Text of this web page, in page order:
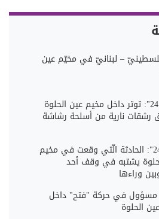
– لبنانيّ في مخيّم عين
"لبنان 24": توتر داخل مخيم عين الحلوة
رشقات نارية من أسلحة رشاشة
"لبنان24": الحادثة الّتي وقعت في مخيم
يشتبه في وقف أحد
وراءها
مسؤول في حركة "فتح" داخل
الحلوة